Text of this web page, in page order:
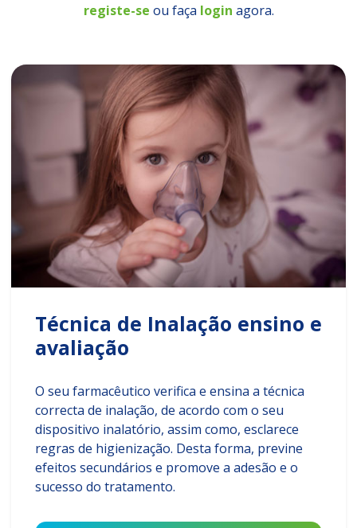
registe-se ou faça login agora.
Técnica de Inalação ensino e
avaliação
O seu farmacêutico verifica e ensina a técnica
correcta de inalação, de acordo com o seu
dispositivo inalatório, assim como, esclarece
regras de higienização. Desta forma, previne
efeitos secundários e promove a adesão e o
sucesso do tratamento.